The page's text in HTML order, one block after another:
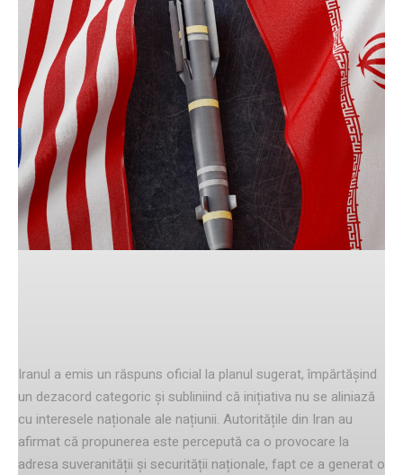
Facebook Twitter Pinterest
Iranul a emis un răspuns oficial la planul sugerat, împărtășind
un dezacord categoric și subliniind că inițiativa nu se aliniază
cu interesele naționale ale națiunii. Autoritățile din Iran au
afirmat că propunerea este percepută ca o provocare la
adresa suveranității și securității naționale, fapt ce a generat o